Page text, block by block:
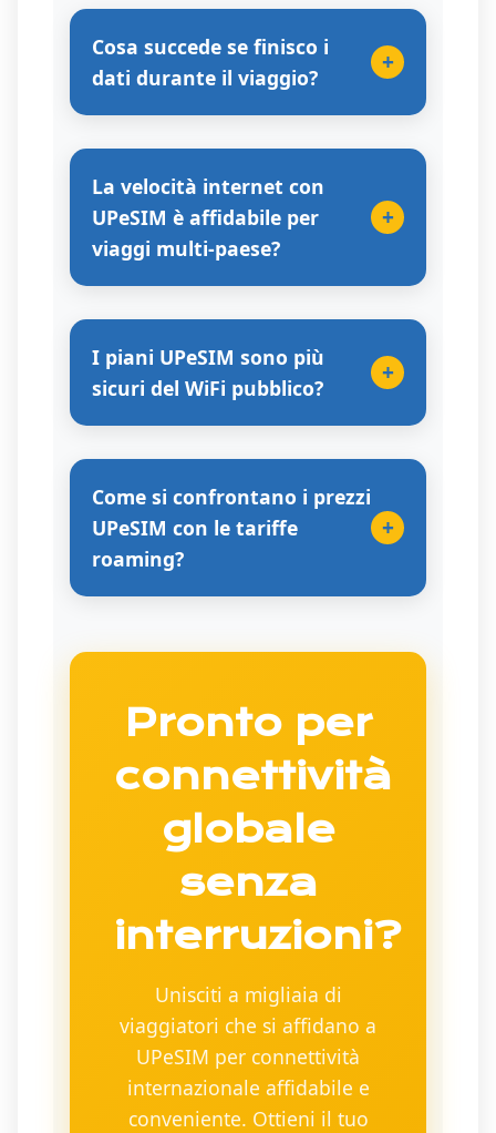
Cosa succede se finisco i
dati durante il viaggio?
+
La velocità internet con
UPeSIM è affidabile per
viaggi multi-paese?
+
I piani UPeSIM sono più
sicuri del WiFi pubblico?
+
Come si confrontano i prezzi
UPeSIM con le tariffe
roaming?
+
Pronto per
connettività
globale
senza
interruzioni?
Unisciti a migliaia di
viaggiatori che si affidano a
UPeSIM per connettività
internazionale affidabile e
conveniente. Ottieni il tuo